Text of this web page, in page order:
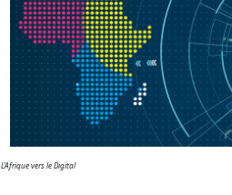
L'Afrique vers le Digital